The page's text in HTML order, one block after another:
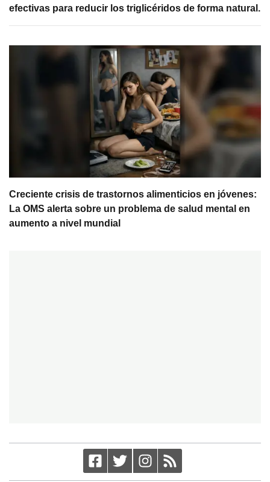
efectivas para reducir los triglicéridos de forma natural.
Creciente crisis de trastornos alimenticios en jóvenes:
La OMS alerta sobre un problema de salud mental en
aumento a nivel mundial